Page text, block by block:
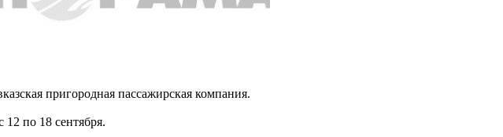
пригородная пассажирская компания.
по 18 сентября.